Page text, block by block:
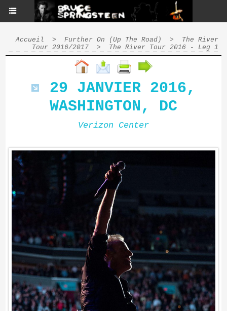
Accueil > Further On (Up The Road) >
The River
Tour 2016/2017
> The River Tour 2016 - Leg 1
29 JANVIER 2016,
WASHINGTON, DC
Verizon Center